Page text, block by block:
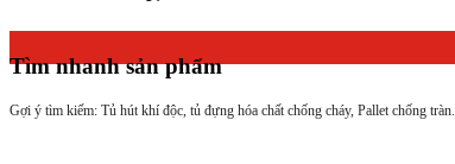
Tìm nhanh sản phẩm
Gợi ý tìm kiếm: Tủ hút khí độc, tủ đựng hóa chất chống cháy, Pallet chống tràn...